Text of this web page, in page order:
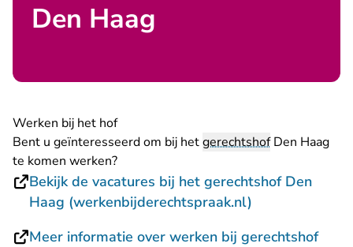
Den Haag
Werken bij het hof
Bent u geïnteresseerd om bij hetgerechtshofDen Haag
te komen werken?
Bekijk de vacatures bij het gerechtshof Den
Haag (werkenbijderechtspraak.nl)
Meer informatie over werken bij gerechtshof